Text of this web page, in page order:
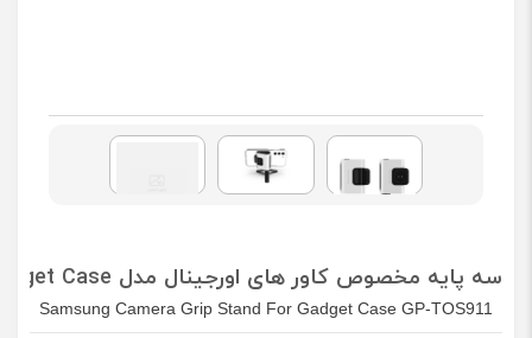
سه پایه مخصوص کاور های اورجینال مدل Gadget Case سامسونگ مدل GP-TOS911
Samsung Camera Grip Stand For Gadget Case GP-TOS911